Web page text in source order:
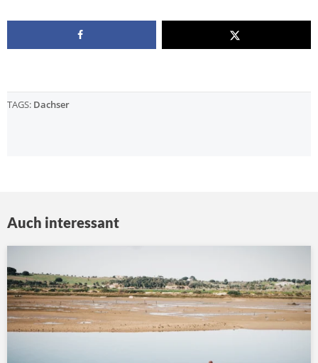
TAGS: Dachser
Auch interessant